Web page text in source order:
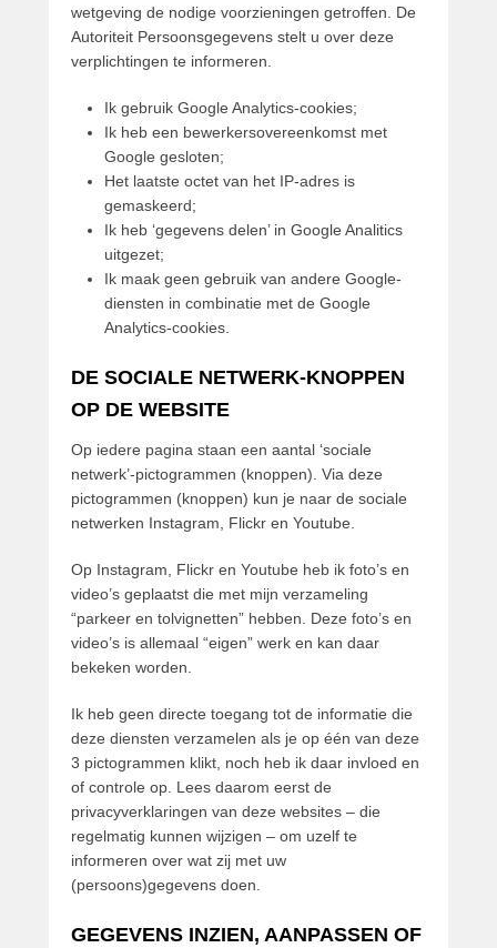
wetgeving de nodige voorzieningen getroffen. De
Autoriteit Persoonsgegevens stelt u over deze
verplichtingen te informeren.
Ik gebruik Google Analytics-cookies;
Ik heb een bewerkersovereenkomst met
Google gesloten;
Het laatste octet van het IP-adres is
gemaskeerd;
Ik heb ‘gegevens delen’ in Google Analitics
uitgezet;
Ik maak geen gebruik van andere Google-
diensten in combinatie met de Google
Analytics-cookies.
DE SOCIALE NETWERK-KNOPPEN
OP DE WEBSITE
Op iedere pagina staan een aantal ‘sociale
netwerk’-pictogrammen (knoppen). Via deze
pictogrammen (knoppen) kun je naar de sociale
netwerken Instagram, Flickr en Youtube.
Op Instagram, Flickr en Youtube heb ik foto’s en
video’s geplaatst die met mijn verzameling
“parkeer en tolvignetten” hebben. Deze foto’s en
video’s is allemaal “eigen” werk en kan daar
bekeken worden.
Ik heb geen directe toegang tot de informatie die
deze diensten verzamelen als je op één van deze
3 pictogrammen klikt, noch heb ik daar invloed en
of controle op. Lees daarom eerst de
privacyverklaringen van deze websites – die
regelmatig kunnen wijzigen – om uzelf te
informeren over wat zij met uw
(persoons)gegevens doen.
GEGEVENS INZIEN, AANPASSEN OF